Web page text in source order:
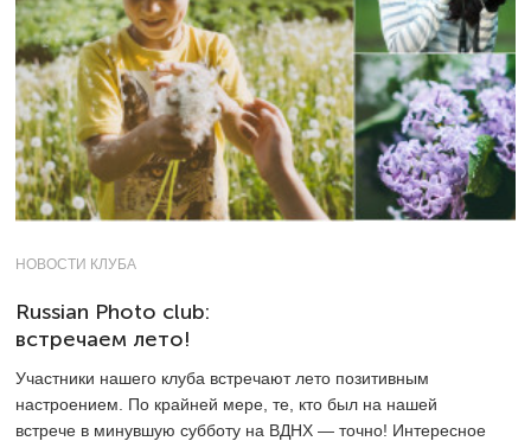
НОВОСТИ КЛУБА
Russian Photo club:
встречаем лето!
Участники нашего клуба встречают лето позитивным
настроением. По крайней мере, те, кто был на нашей
встрече в минувшую субботу на ВДНХ — точно! Интересное